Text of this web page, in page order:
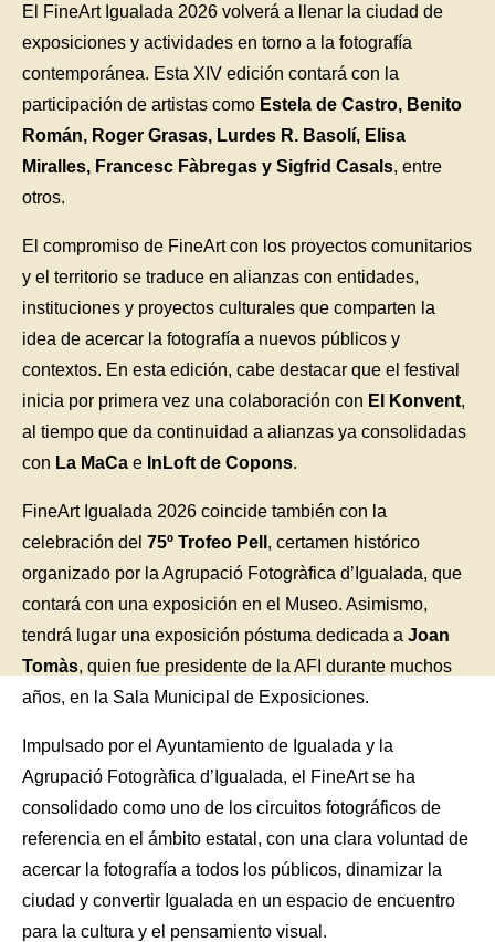
El FineArt Igualada 2026 volverá a llenar la ciudad de
exposiciones y actividades en torno a la fotografía
contemporánea. Esta XIV edición contará con la
participación de artistas como Estela de Castro, Benito
Román, Roger Grasas, Lurdes R. Basolí, Elisa
Miralles, Francesc Fàbregas y Sigfrid Casals, entre
otros.
El compromiso de FineArt con los proyectos comunitarios
y el territorio se traduce en alianzas con entidades,
instituciones y proyectos culturales que comparten la
idea de acercar la fotografía a nuevos públicos y
contextos. En esta edición, cabe destacar que el festival
inicia por primera vez una colaboración con El Konvent,
al tiempo que da continuidad a alianzas ya consolidadas
con La MaCa e InLoft de Copons.
FineArt Igualada 2026 coincide también con la
celebración del 75º Trofeo Pell , certamen histórico
organizado por la Agrupació Fotogràfica d’Igualada, que
contará con una exposición en el Museo. Asimismo,
tendrá lugar una exposición póstuma dedicada a Joan
Tomàs, quien fue presidente de la AFI durante muchos
años, en la Sala Municipal de Exposiciones.
Impulsado por el Ayuntamiento de Igualada y la
Agrupació Fotogràfica d’Igualada, el FineArt se ha
consolidado como uno de los circuitos fotográficos de
referencia en el ámbito estatal, con una clara voluntad de
acercar la fotografía a todos los públicos, dinamizar la
ciudad y convertir Igualada en un espacio de encuentro
para la cultura y el pensamiento visual.